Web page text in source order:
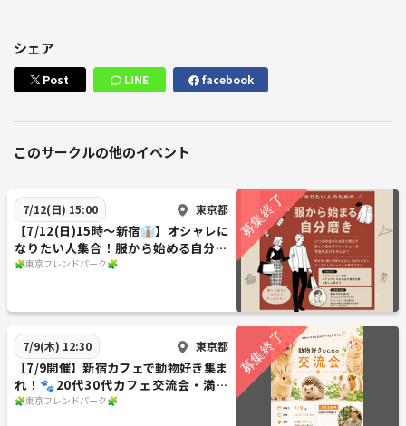
シェア
Post LINE facebook
このサークルの他のイベント
7/12(日) 15:00 東京都
【7/12(日)15時〜新宿👔】オシャレに
なりたい人集合！服から始める自分磨
き交流会🌟
🧩東京フレンドパーク🧩
7/9(木) 12:30 東京都
【7/9開催】新宿カフェで動物好き集ま
れ！🐾20代30代カフェ交流会・満席
続出企画☕️
🧩東京フレンドパーク🧩